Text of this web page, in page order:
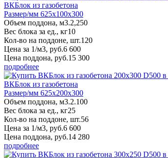
ВКБлок из газобетона
Размер/мм 625x100x300
Объем поддона, м3.2,250
Вес блока за ед., кг10
Кол-во на поддоне, шт.120
Цена за 1/м3, руб.6 600
Цена поддона, руб.15 300
подробнее
ВКБлок из газобетона
Размер/мм 625x200x300
Объем поддона, м3.2.100
Вес блока за ед., кг25
Кол-во на поддоне, шт.56
Цена за 1/м3, руб.6 600
Цена поддона, руб.14 280
подробнее